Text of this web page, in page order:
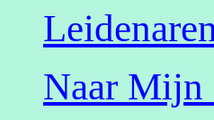
Naar Mijn